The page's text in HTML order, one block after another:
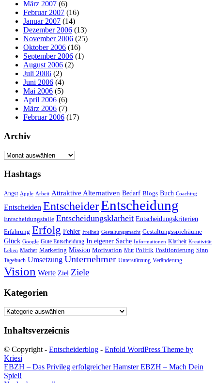
März 2007 (6)
Februar 2007 (16)
Januar 2007 (14)
Dezember 2006 (13)
November 2006 (25)
Oktober 2006 (16)
September 2006 (1)
August 2006 (2)
Juli 2006 (2)
Juni 2006 (4)
Mai 2006 (5)
April 2006 (6)
März 2006 (7)
Februar 2006 (17)
Archiv
Archiv
Hashtags
Angst Apple Arbeit Attraktive Alternativen Bedarf Blogs Buch Coaching
Entscheiden EntscheiderEntscheidung
Entscheidungsfalle Entscheidungsklarheit Entscheidungskriterien
Erfahrung Erfolg Fehler Freiheit Gestaltungsmacht Gestaltungsspielräume
Glück Google Gute Entscheidung In eigener Sache Informationen Klarheit Kreativität
Leben Macher Marketing Mission Motivation Mut Politik Positionierung Sinn
Tagebuch Umsetzung Unternehmer Unterstützung Veränderung
Vision Werte Ziel Ziele
Kategorien
Kategorien
Inhaltsverzeicnis
© Copyright - Entscheiderblog - Enfold WordPress Theme by
Kriesi
EBZH – Das Privileg erfolgreicher Hamster EBZH – Mach Dein
Spiel!